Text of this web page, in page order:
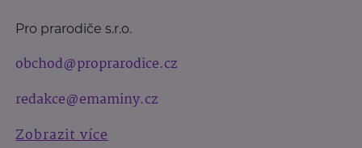
Pro prarodiče s.r.o.
obchod@proprarodice.cz
redakce@emaminy.cz
Zobrazit více